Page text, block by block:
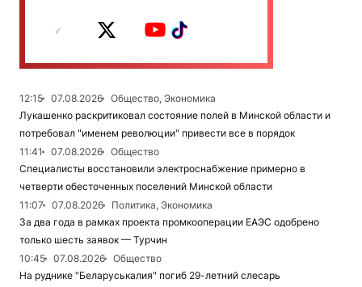
12:15 07.08.2026
Общество, Экономика
Лукашенко раскритиковал состояние полей в Минской области и
потребовал "именем революции" привести все в порядок
11:41
07.08.2026
Общество
Специалисты восстановили электроснабжение примерно в
четверти обесточенных поселений Минской области
11:07
07.08.2026
Политика, Экономика
За два года в рамках проекта промкооперации ЕАЭС одобрено
только шесть заявок — Турчин
10:45
07.08.2026
Общество
На руднике "Беларуськалия" погиб 29-летний слесарь